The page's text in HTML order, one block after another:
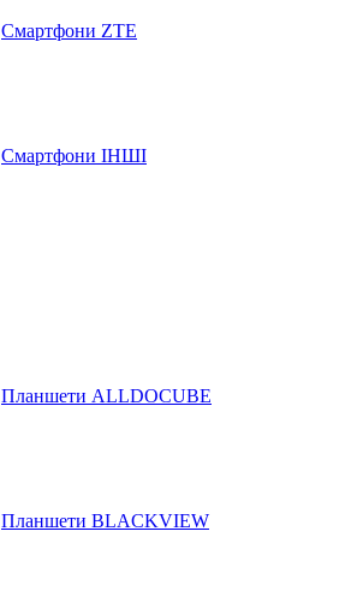
Смартфони ZTE
Смартфони ІНШІ
Планшети ALLDOCUBE
Планшети BLACKVIEW